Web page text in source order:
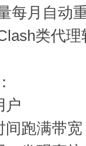
每月自动
类代
户
间跑满带宽